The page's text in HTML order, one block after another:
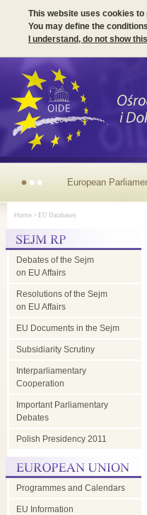
This website uses cookies
You may define the
I understand, do not show
Irish
of
the
Council
Home > EU Databases
Debates of the Sejm
on EU Affairs
Resolutions of the Sejm
on EU Affairs
EU Documents in the Sejm
Subsidiarity Scrutiny
Interparliamentary
Cooperation
Important Parliamentary
Debates
Polish Presidency 2011
Programmes and Calendars
EU Information